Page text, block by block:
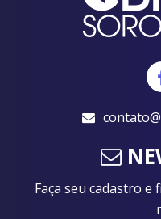
Faça seu cadastro